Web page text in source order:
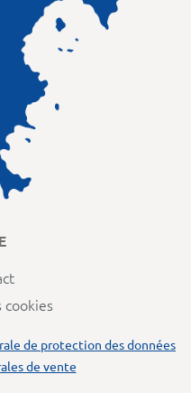
cookies
de protection des données
de vente